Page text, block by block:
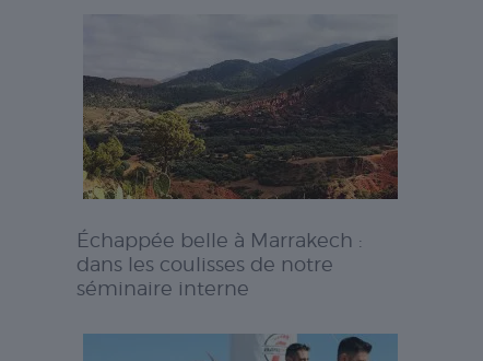
Échappée belle à Marrakech :
dans les coulisses de notre
séminaire interne